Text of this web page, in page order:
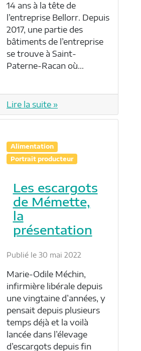
14 ans à la tête de
l’entreprise Bellorr. Depuis
2017, une partie des
bâtiments de l’entreprise
se trouve à Saint-
Paterne-Racan où…
Lire la suite »
Alimentation
Portrait producteur
Les escargots
de Mémette,
la
présentation
Publié le 30 mai 2022
Marie-Odile Méchin,
infirmière libérale depuis
une vingtaine d’années, y
pensait depuis plusieurs
temps déjà et la voilà
lancée dans l’élevage
d’escargots depuis fin